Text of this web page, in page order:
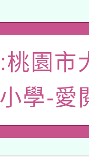
年70歲以
「吃得安
休同仁踴
度第2次
行動站研
年度閱讀
業研習
工智慧
桃園市
學-愛